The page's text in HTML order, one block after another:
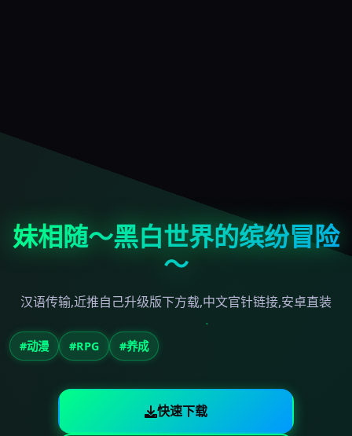
妹相随～黑白世界的缤纷冒险
～
汉语传输,近推自己升级版下方载,中文官针链接,安卓直装
#动漫 #RPG #养成
快速下载